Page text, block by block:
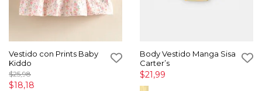
Vestido con Prints Baby
Kiddo
$25,98
$18,18
Body Vestido Manga Sisa
Carter’s
$21,99